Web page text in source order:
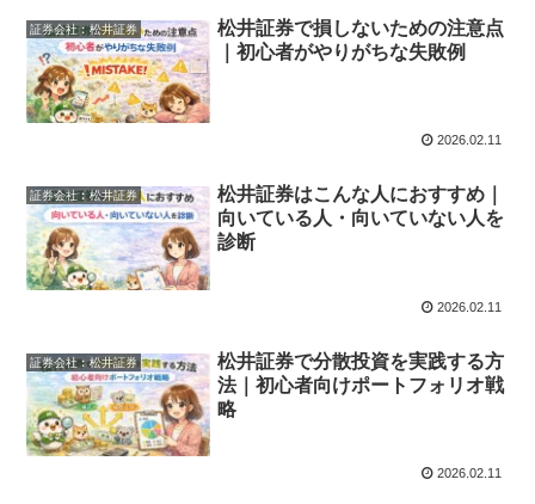
証券会社︰松井証券
松井証券で損しないための注意点
｜初心者がやりがちな失敗例
2026.02.11
証券会社︰松井証券
松井証券はこんな人におすすめ｜
向いている人・向いていない人を
診断
2026.02.11
証券会社︰松井証券
松井証券で分散投資を実践する方
法｜初心者向けポートフォリオ戦
略
2026.02.11